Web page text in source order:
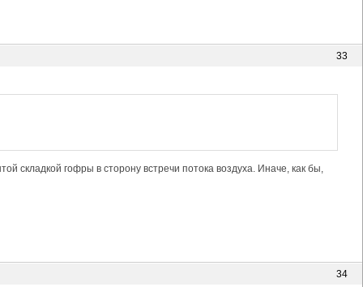
33
складкой гофры в сторону встречи потока воздуха. Иначе, как бы,
34